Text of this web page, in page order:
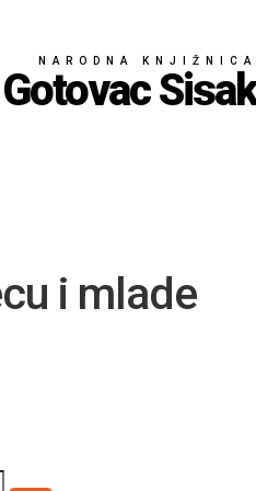
NARODNA KNJIŽNICA
Sisak
i mlade